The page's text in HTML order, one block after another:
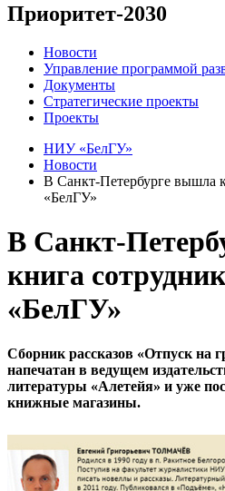
Приоритет-2030
Новости
Управление программой
Документы
Стратегические проекты
Проекты
НИУ «БелГУ»
Новости
В Санкт-Петербурге вышла
«БелГУ»
В Санкт-
книга
«БелГУ»
Сборник рассказов «Отпуск на
напечатан в ведущем
литературы «Алетейя» и уже
книжные магазины.